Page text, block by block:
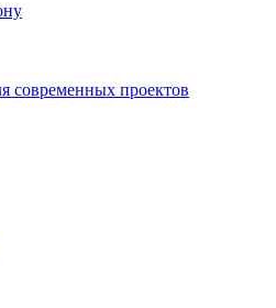
современных проектов